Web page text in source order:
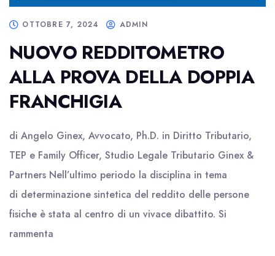
OTTOBRE 7, 2024 ADMIN
NUOVO REDDITOMETRO
ALLA PROVA DELLA DOPPIA
FRANCHIGIA
di Angelo Ginex, Avvocato, Ph.D. in Diritto Tributario,
TEP e Family Officer, Studio Legale Tributario Ginex &
Partners Nell’ultimo periodo la disciplina in tema
di determinazione sintetica del reddito delle persone
fisiche è stata al centro di un vivace dibattito. Si
rammenta